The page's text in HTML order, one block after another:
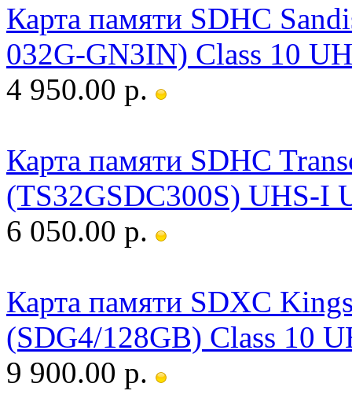
Карта памяти SDHC
032G-GN3IN) Class 10
4 950.00 р.
Карта памяти SDHC
(TS32GSDC300S) UHS-I
6 050.00 р.
Карта памяти SDXC
(SDG4/128GB) Class 10
9 900.00 р.